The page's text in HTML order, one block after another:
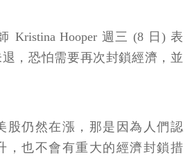
Kristina Hooper 週三 (8 日) 表
，恐怕需要再次封鎖經濟，並
股仍然在漲，那是因為人們認
，也不會有重大的經濟封鎖措